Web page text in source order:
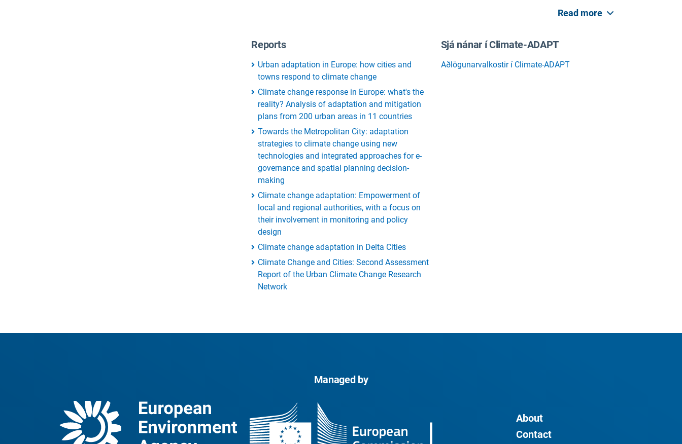
Read more
Reports
Urban adaptation in Europe: how cities and
towns respond to climate change
Climate change response in Europe: what's the
reality? Analysis of adaptation and mitigation
plans from 200 urban areas in 11 countries
Towards the Metropolitan City: adaptation
strategies to climate change using new
technologies and integrated approaches for e-
governance and spatial planning decision-
making
Climate change adaptation: Empowerment of
local and regional authorities, with a focus on
their involvement in monitoring and policy
design
Climate change adaptation in Delta Cities
Climate Change and Cities: Second Assessment
Report of the Urban Climate Change Research
Network
Sjá nánar í Climate-ADAPT
Aðlögunarvalkostir í Climate-ADAPT
Managed by
About
Contact